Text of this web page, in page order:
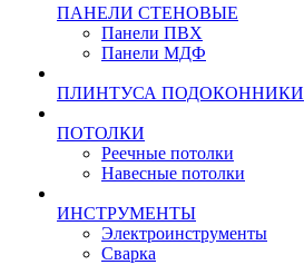
ПАНЕЛИ СТЕНОВЫЕ
Панели ПВХ
Панели МДФ
ПЛИНТУСА ПОДОКОННИКИ
ПОТОЛКИ
Реечные потолки
Навесные потолки
ИНСТРУМЕНТЫ
Электроинструменты
Сварка